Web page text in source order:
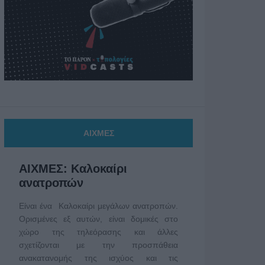
ΑΙΧΜΕΣ
ΑΙΧΜΕΣ: Καλοκαίρι
ανατροπών
Είναι ένα Καλοκαίρι μεγάλων ανατροπών.
Ορισμένες εξ αυτών, είναι δομικές στο
χώρο της τηλεόρασης και άλλες
σχετίζονται με την προσπάθεια
ανακατανομής της ισχύος και τις